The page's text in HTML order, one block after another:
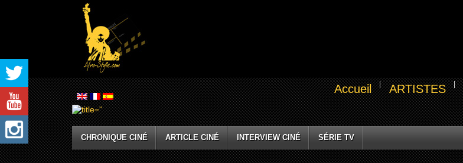
Accueil ARTISTES
CHRONIQUE CINÉ ARTICLE CINÉ INTERVIEW CINÉ SÉRIE TV